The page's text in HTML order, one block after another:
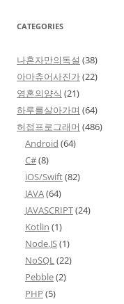
CATEGORIES
나혼자만의독설 (38)
아마츄어사진가(22)
영혼의양식 (21)
하루를살아가며 (64)
허접프로그래머 (486)
Android (64)
C#(8)
iOS/Swift(82)
JAVA(64)
JAVASCRIPT(24)
Kotlin (1)
Node.JS(1)
NoSQL(22)
Pebble(2)
PHP (5)